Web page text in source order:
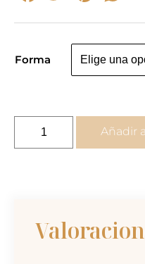
Forma
Añadir